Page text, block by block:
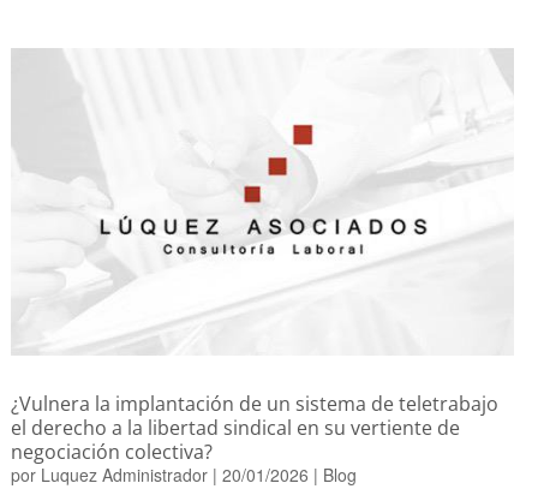
¿Vulnera la implantación de un sistema de teletrabajo
el derecho a la libertad sindical en su vertiente de
negociación colectiva?
por Luquez Administrador| 20/01/2026 | Blog